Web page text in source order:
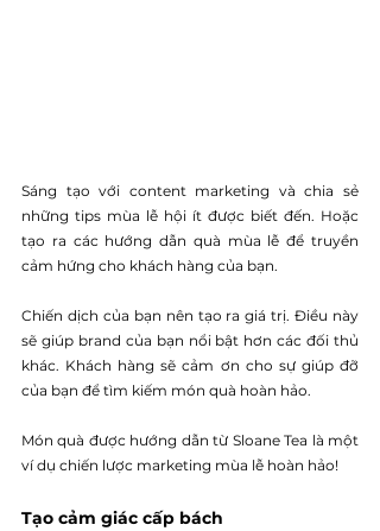
Sáng tạo với content marketing và chia sẻ
những tips mùa lễ hội ít được biết đến. Hoặc
tạo ra các hướng dẫn quà mùa lễ để truyền
cảm hứng cho khách hàng của bạn.
Chiến dịch của bạn nên tạo ra giá trị. Điều này
sẽ giúp brand của bạn nổi bật hơn các đối thủ
khác. Khách hàng sẽ cảm ơn cho sự giúp đỡ
của bạn để tìm kiếm món quà hoàn hảo.
Món quà được hướng dẫn từ Sloane Tea là một
ví dụ chiến lược marketing mùa lễ hoàn hảo!
Tạo cảm giác cấp bách